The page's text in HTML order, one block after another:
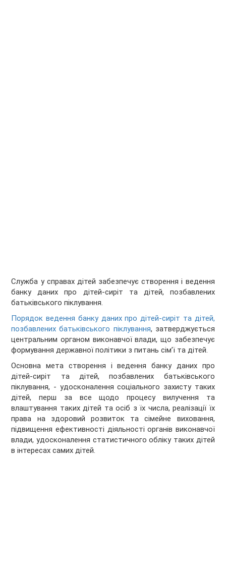
Служба у справах дітей забезпечує створення і ведення
банку даних про дітей-сиріт та дітей, позбавлених
батьківського піклування.
Порядок ведення банку даних про дітей-сиріт та дітей,
позбавлених батьківського піклування, затверджується
центральним органом виконавчої влади, що забезпечує
формування державної політики з питань сім’ї та дітей.
Основна мета створення і ведення банку даних про
дітей-сиріт та дітей, позбавлених батьківського
піклування, - удосконалення соціального захисту таких
дітей, перш за все щодо процесу вилучення та
влаштування таких дітей та осіб з їх числа, реалізації їх
права на здоровий розвиток та сімейне виховання,
підвищення ефективності діяльності органів виконавчої
влади, удосконалення статистичного обліку таких дітей
в інтересах самих дітей.